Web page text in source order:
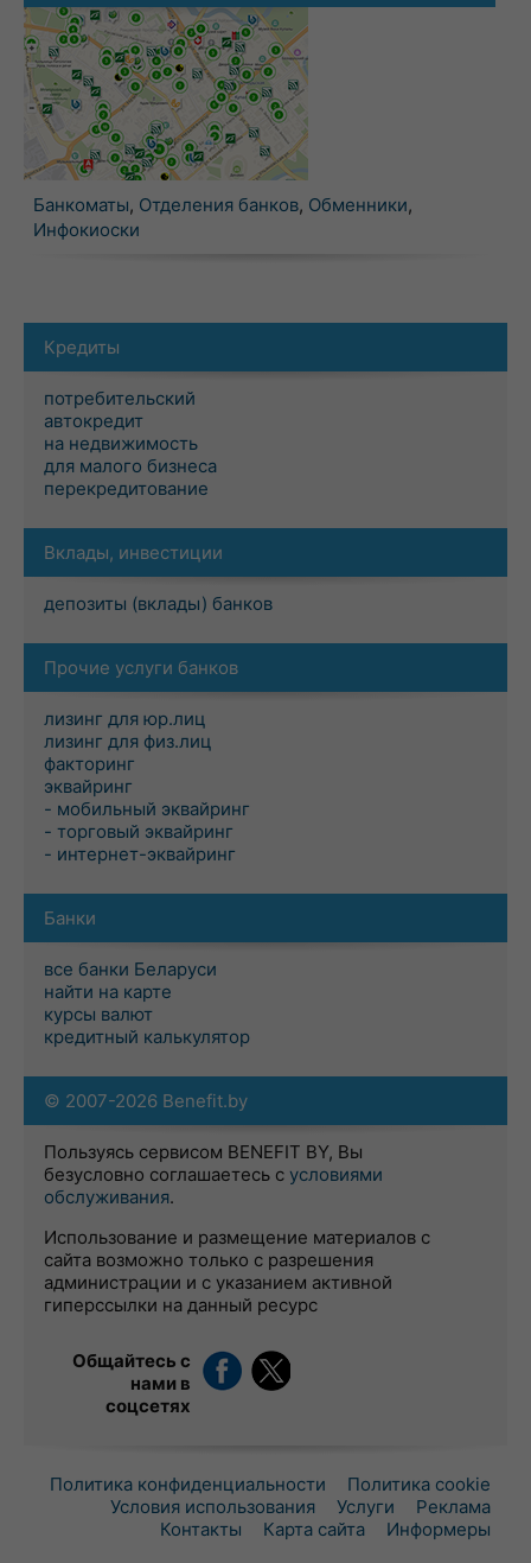
Банкоматы, Отделения банков, Обменники,
Инфокиоски
Кредиты
потребительский
автокредит
на недвижимость
для малого бизнеса
перекредитование
Вклады, инвестиции
депозиты (вклады) банков
Прочие услуги банков
лизинг для юр.лиц
лизинг для физ.лиц
факторинг
эквайринг
- мобильный эквайринг
- торговый эквайринг
- интернет-эквайринг
Банки
все банки Беларуси
найти на карте
курсы валют
кредитный калькулятор
© 2007-2026 Benefit.by
Пользуясь сервисом BENEFIT BY, Вы
безусловно соглашаетесь с условиями
обслуживания.
Использование и размещение материалов с
сайта возможно только с разрешения
администрации и с указанием активной
гиперссылки на данный ресурс
Общайтесь с
нами в
соцсетях
Политика конфиденциальности
Политика cookie
Условия использования
Услуги
Реклама
Контакты
Карта сайта Информеры